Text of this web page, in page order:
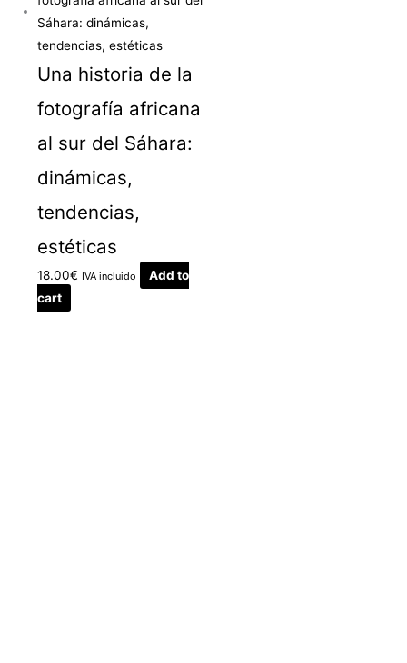
Una historia de la
fotografía africana
al sur del Sáhara:
dinámicas,
tendencias,
estéticas
18.00€ IVA incluido
Add to
cart